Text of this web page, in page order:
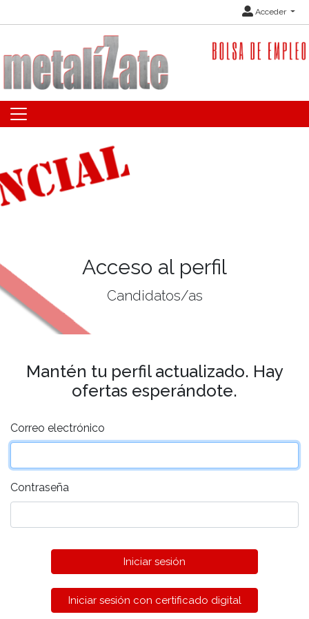
Acceder
Acceso al perfil
Candidatos/as
Mantén tu perfil actualizado. Hay
ofertas esperándote.
Correo electrónico
Contraseña